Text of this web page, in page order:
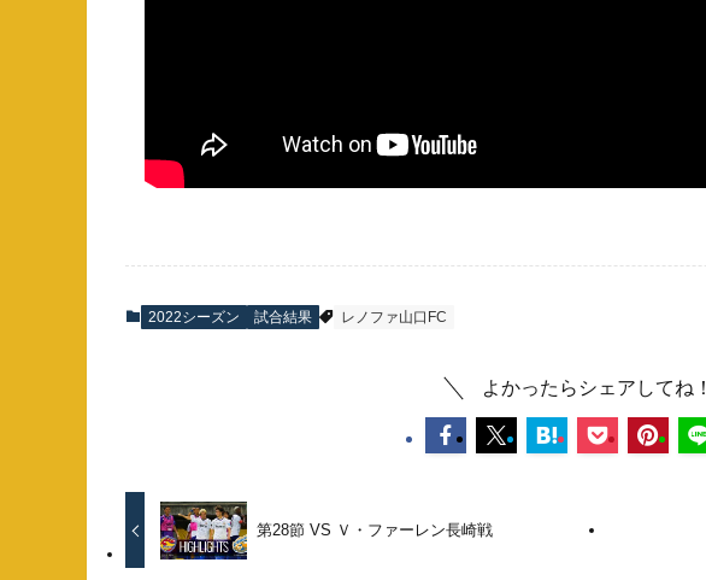
2022シーズン 試合結果 レノファ山口FC
よかったらシェアしてね！
第28節 VS Ｖ・ファーレン長崎戦